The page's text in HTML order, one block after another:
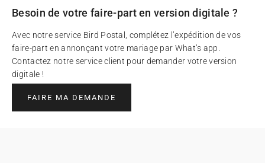
Besoin de votre faire-part en version digitale ?
Avec notre service Bird Postal, complétez l’expédition de vos
faire-part en annonçant votre mariage par What’s app.
Contactez notre service client pour demander votre version
digitale !
FAIRE MA DEMANDE